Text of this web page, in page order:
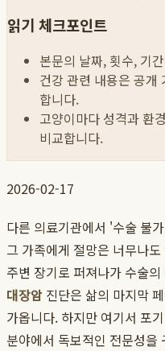
읽기 체크포인트
본문의 날짜, 횟수, 기
건강 관련 내용은 공개
합니다.
고양이마다 성격과 환
비교합니다.
2026-02-17
다른 의료기관에서 '수술 불
그 가족에게 절망은 너무나
주변 장기로 퍼져나가 수술
대장암 진단은 삶의 마지막
가옵니다. 하지만 여기서 포
분야에서 독보적인 전문성을